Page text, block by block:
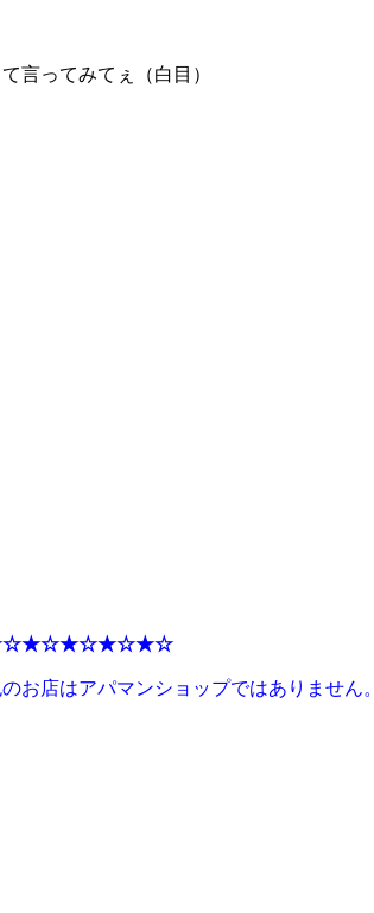
言ってみてぇ（白目）
お店はアパマンショップではありません。